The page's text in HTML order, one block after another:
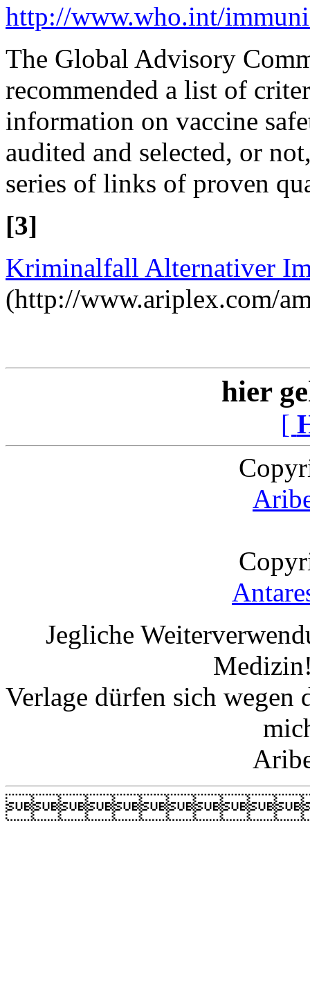
http://www.who.int/
The Global Advisory
recommended a list of
information on vaccine
audited and selected, or
series of links of proven
[3]
Kriminalfall Alternativer
(http://www.ariplex.com/
hier
[
Jegliche
Verlage dürfen sich wegen